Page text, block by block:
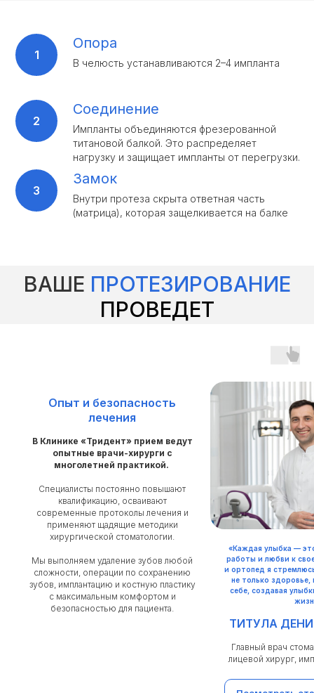
Опора
В челюсть устанавливаются 2–4 импланта
Соединение
Импланты объединяются фрезерованной
титановой балкой. Это распределяет
нагрузку и защищает импланты от перегрузки.
Замок
Внутри протеза скрыта ответная часть
(матрица), которая защелкивается на балке
ВАШЕ ПРОТЕЗИРОВАНИЕ
ПРОВЕДЕТ
Опыт и безопасность
лечения
В Клинике «Тридент» прием ведут
опытные врачи-хирурги с
многолетней практикой.
Специалисты постоянно повышают
квалификацию, осваивают
современные протоколы лечения и
применяют щадящие методики
хирургической стоматологии.
Мы выполняем удаление зубов любой
сложности, операции по сохранению
зубов, имплантацию и костную пластику
с максимальным комфортом и
безопасностью для пациента.
«Каждая улыбка —
работы и любви к
и ортопед я
не только здоровье,
себе, создавая
ТИТУЛА
Главный врач
лицевой хирург,